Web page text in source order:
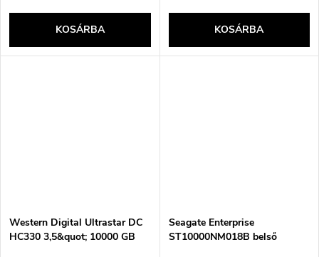
KOSÁRBA KOSÁRBA
Western Digital Ultrastar DC
HC330 3,5&quot; 10000 GB
Seagate Enterprise
ST10000NM018B belső